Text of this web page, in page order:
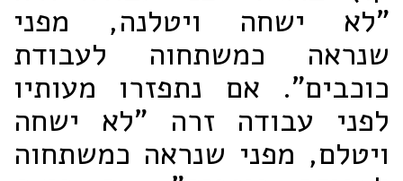
"לא ישחה ויטלנה, מפני
שנראה כמשתחוה לעבודת
כוכבים". אם נתפזרו מעותיו
לפני עבודה זרה "לא ישחה
ויטלם, מפני שנראה כמשתחוה